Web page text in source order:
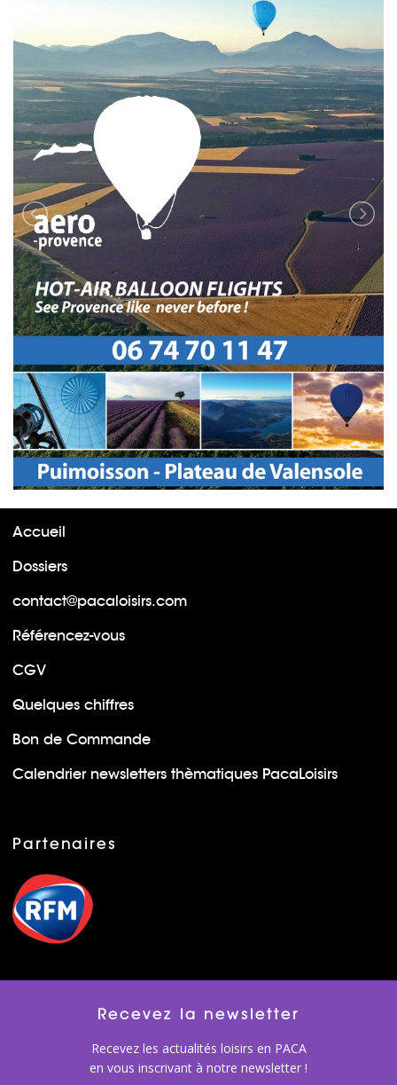
Accueil
Dossiers
contact@pacaloisirs.com
Référencez-vous
CGV
Quelques chiffres
Bon de Commande
Calendrier newsletters thèmatiques PacaLoisirs
Partenaires
Recevez la newsletter
Recevez les actualités loisirs en PACA
en vous inscrivant à notre newsletter !